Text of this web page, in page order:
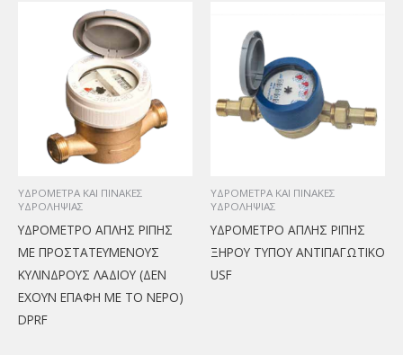
ΥΔΡΟΜΕΤΡΑ ΚΑΙ ΠΙΝΑΚΕΣ
ΥΔΡΟΛΗΨΙΑΣ
ΥΔΡΟΜΕΤΡΟ ΑΠΛΗΣ ΡΙΠΗΣ
ΜΕ ΠΡΟΣΤΑΤΕΥΜΕΝΟΥΣ
ΚΥΛΙΝΔΡΟΥΣ ΛΑΔΙΟΥ (ΔΕΝ
ΕΧΟΥΝ ΕΠΑΦΗ ΜΕ ΤΟ ΝΕΡΟ)
DPRF
ΥΔΡΟΜΕΤΡΑ ΚΑΙ ΠΙΝΑΚΕΣ
ΥΔΡΟΛΗΨΙΑΣ
ΥΔΡΟΜΕΤΡΟ ΑΠΛΗΣ ΡΙΠΗΣ
ΞΗΡΟΥ ΤΥΠΟΥ ΑΝΤΙΠΑΓΩΤΙΚΟ
USF